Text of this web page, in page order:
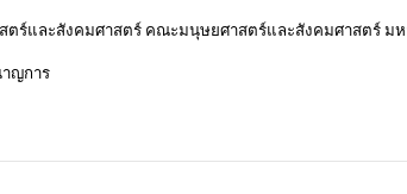
ร์และสังคมศาสตร์ คณะมนุษยศาสตร์และสังคมศาสตร์ มห
าญการ